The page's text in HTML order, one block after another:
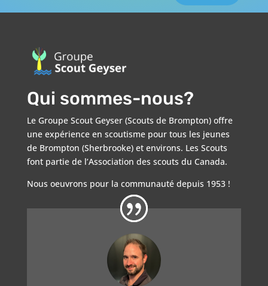
Qui sommes-nous?
Le Groupe Scout Geyser (Scouts de Brompton) offre
une expérience en scoutisme pour tous les jeunes
de Brompton (Sherbrooke) et environs. Les Scouts
font partie de l’Association des scouts du Canada.
Nous oeuvrons pour la communauté depuis 1953 !